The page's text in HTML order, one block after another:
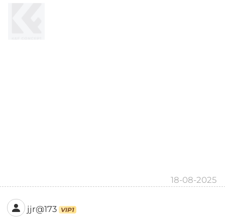
18-08-2025
jjr@173 VIP1